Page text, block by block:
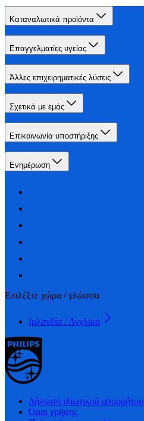
Καταναλωτικά προϊόντα
Επαγγελματίες υγείας
Άλλες επιχειρηματικές λύσεις
Σχετικά με εμάς
Επικοινωνία υποστήριξης
Ενημέρωση
Επιλέξτε χώρα / γλώσσα
Ιρλανδία / Αγγλικά
Δήλωση ιδιωτικού απορρήτου
Όροι χρήσης